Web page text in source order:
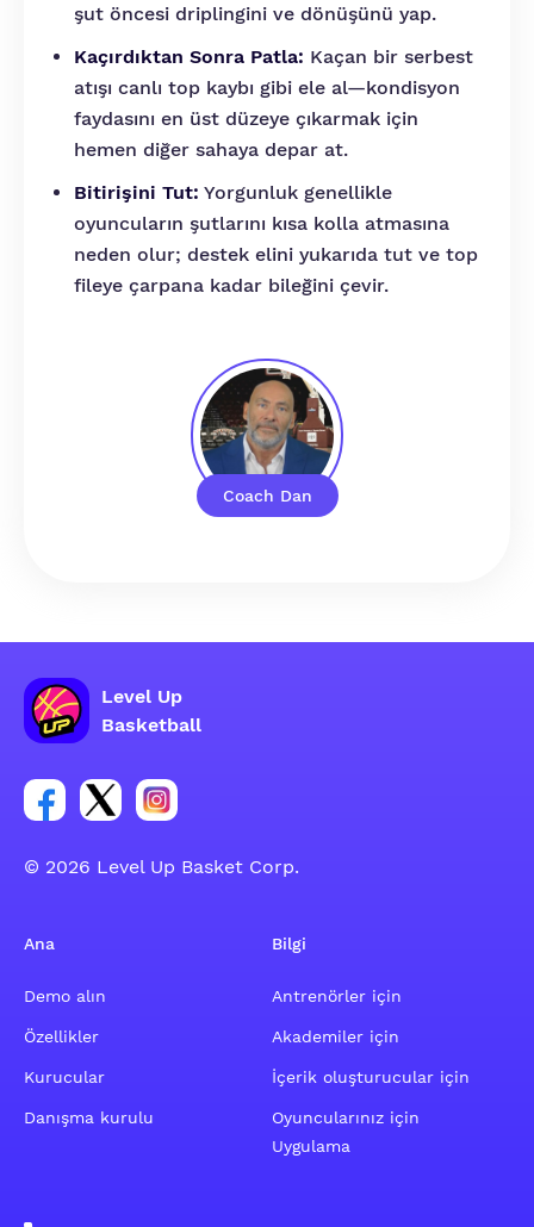
Coach Dan
şut öncesi driplingini ve dönüşünü yap.
Kaçırdıktan Sonra Patla: Kaçan bir serbest
atışı canlı top kaybı gibi ele al—kondisyon
faydasını en üst düzeye çıkarmak için
hemen diğer sahaya depar at.
Bitirişini Tut: Yorgunluk genellikle
oyuncuların şutlarını kısa kolla atmasına
neden olur; destek elini yukarıda tut ve top
fileye çarpana kadar bileğini çevir.
Level Up
Basketball
Facebook hesabı sosyal grubu linki
Twitter hesabı sosyal grubu linki
Instagram hesabı sosyal grubu linki
© 2026 Level Up Basket Corp.
Ana
Demo alın
Özellikler
Kurucular
Danışma kurulu
Bilgi
Antrenörler için
Akademiler için
İçerik oluşturucular için
Oyuncularınız için
Uygulama